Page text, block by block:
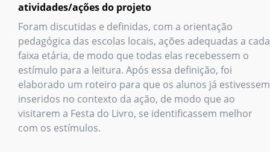
atividades/ações do projeto
Foram discutidas e definidas, com a orientação
pedagógica das escolas locais, ações adequadas a cada
faixa etária, de modo que todas elas recebessem o
estímulo para a leitura. Após essa definição, foi
elaborado um roteiro para que os alunos já estivessem
inseridos no contexto da ação, de modo que ao
visitarem a Festa do Livro, se identificassem melhor
com os estímulos.